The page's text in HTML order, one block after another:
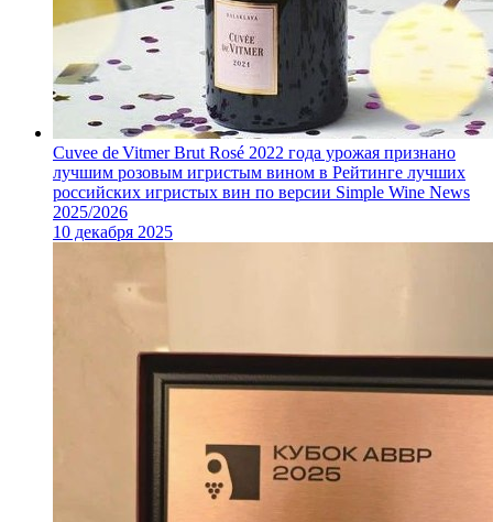
Cuvee de Vitmer Brut Rosé 2022 года урожая признано
лучшим розовым игристым вином в Рейтинге лучших
российских игристых вин по версии Simple Wine News
2025/2026
10 декабря 2025